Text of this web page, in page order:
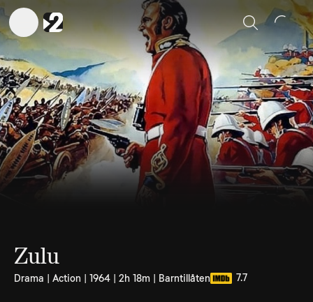
Sök
Zulu
Drama | Action | 1964 | 2h 18m | Barntillåten 7.7